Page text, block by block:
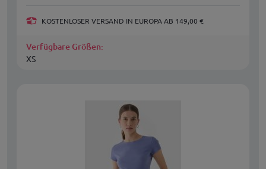
KOSTENLOSER VERSAND IN EUROPA AB 149,00 €
Verfügbare Größen:
XS